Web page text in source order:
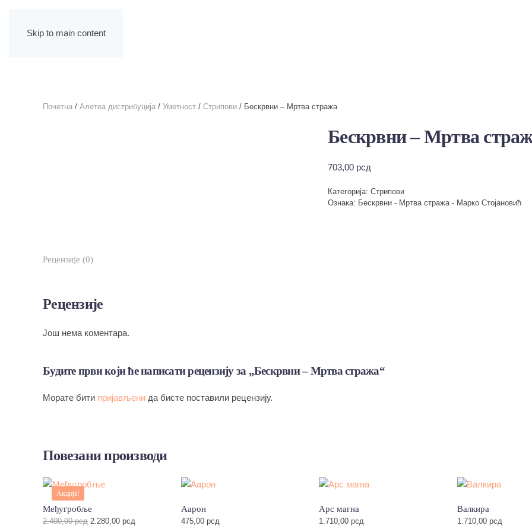
Skip to main content
Почетна / Алетеа дистрибуција / Уметност / Стрипови / Бескрвни – Мртва стража
Бескрвни – Мртва
703,00 рсд
Категорија: Стрипови
Ознака: Бескрвни - Мртва стража - Марко Стојановић
Рецензије (0)
Рецензије
Још нема коментара.
Будите први који ће написати рецензију за „Бескрвни – Мртва стража“
Морате бити пријављени да бисте поставили рецензију.
Повезани производи
Акција!
Међугробље
2.400,00рсд Оригинална
2.280,00 рсд
Аарон
475,00 рсд
Арс магна
1.710,00 рсд
Валкира
1.710,00 рсд